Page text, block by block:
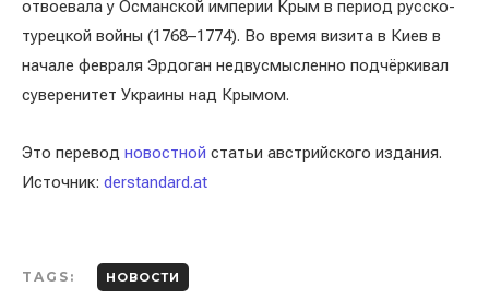
отвоевала у Османской империи Крым в период русско-
турецкой войны (1768–1774). Во время визита в Киев в
начале февраля Эрдоган недвусмысленно подчёркивал
суверенитет Украины над Крымом.
Это перевод новостной статьи австрийского издания.
Источник: derstandard.at
TAGS: НОВОСТИ